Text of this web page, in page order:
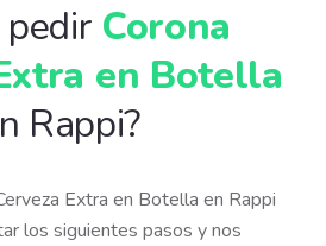
pedir Corona
en Botella
Rappi?
Extra en Botella en Rappi
los siguientes pasos y nos